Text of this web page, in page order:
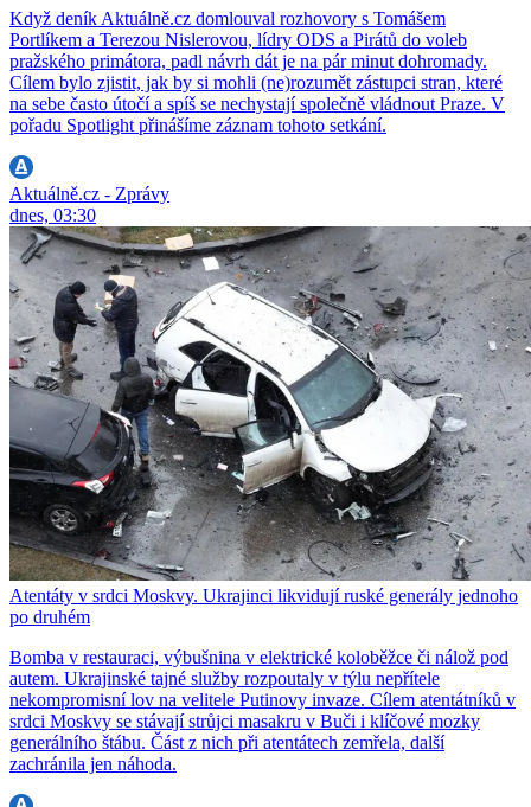
Když deník Aktuálně.cz domlouval rozhovory s Tomášem
Portlíkem a Terezou Nislerovou, lídry ODS a Pirátů do voleb
pražského primátora, padl návrh dát je na pár minut dohromady.
Cílem bylo zjistit, jak by si mohli (ne)rozumět zástupci stran, které
na sebe často útočí a spíš se nechystají společně vládnout Praze. V
pořadu Spotlight přinášíme záznam tohoto setkání.
Aktuálně.cz - Zprávy
dnes, 03:30
Atentáty v srdci Moskvy. Ukrajinci likvidují ruské generály jednoho
po druhém
Bomba v restauraci, výbušnina v elektrické koloběžce či nálož pod
autem. Ukrajinské tajné služby rozpoutaly v týlu nepřítele
nekompromisní lov na velitele Putinovy invaze. Cílem atentátníků v
srdci Moskvy se stávají strůjci masakru v Buči i klíčové mozky
generálního štábu. Část z nich při atentátech zemřela, další
zachránila jen náhoda.